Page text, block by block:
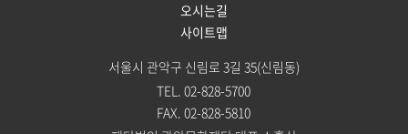
오시는길
사이트맵
서울시 관악구 신림로 3길 35(신림동)
TEL. 02-828-5700
FAX. 02-828-5810